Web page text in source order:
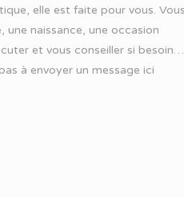
elle est faite pour vous.
une naissance, une occasion
et vous conseiller si besoin…
à envoyer un message ici